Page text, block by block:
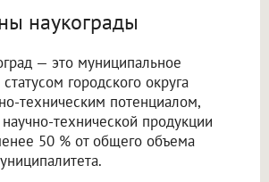
наукограды
— это муниципальное
городского округа
техническим потенциалом,
технической продукции
50 % от общего объема